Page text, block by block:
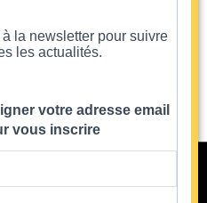
à la newsletter pour suivre
les actualités.
votre adresse email
vous inscrire